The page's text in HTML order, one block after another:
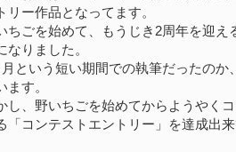
リー作品となってます。
ちごを始めて、もうじき2周年を迎
なりました。
という短い期間での執筆だったの
ます。
し、野いちごを始めてからようやく
「コンテストエントリー」を達成出